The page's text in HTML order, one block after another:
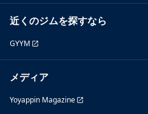
近くのジムを探すなら
GYYM
メディア
Yoyappin Magazine